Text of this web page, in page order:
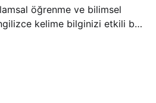
öğrenme ve bilimsel
kelime bilginizi etkili bir
bir şekilde iletişim